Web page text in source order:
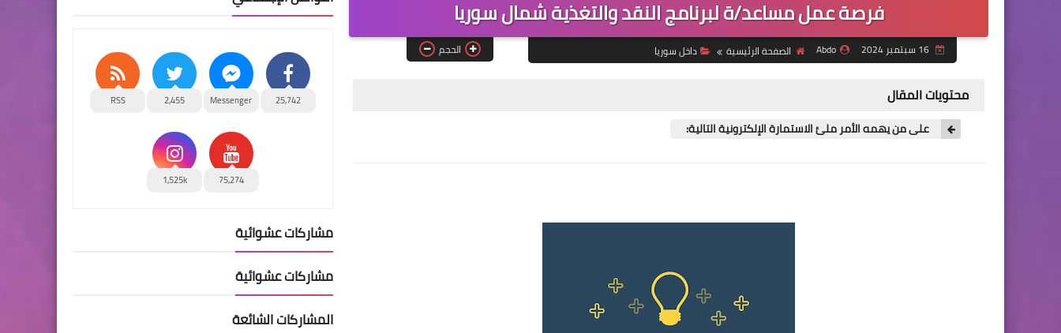
فرصة عمل مساعد/ة لبرنامج النقد والتغذية شمال سوريا
16 سبتمبر 2024 Abdo الصفحة الرئيسية داخل سوريا الحجم
محتويات المقال
على من يهمه الأمر ملئ الاستمارة الإلكترونية التالية:
25,742
Messenger
2,455
RSS
75,274
1,525k
مشاركات عشوائية
مشاركات عشوائية
المشاركات الشائعة